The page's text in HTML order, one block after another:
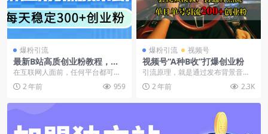
爆粉引流
最新B站高质创业粉教程，团
队自用引流技术公开，每天稳
在互联网人面前，任何平台都可以
引流，B站也不例外，它除了可以追
剧、学习之外，也可...
2 年前 959
爆粉引流 视频号
视频号“A种B收”打爆创业粉
引流原理，就是通过发布背景音乐
带点伤感、痛苦感觉的视频，故意
制造焦虑，刺激赚钱欲...
2 年前 2.3K